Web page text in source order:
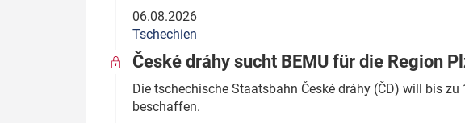
06.08.2026
Tschechien
České dráhy sucht BEMU für die Region
Die tschechische Staatsbahn České dráhy (ČD) will bis
beschaffen.